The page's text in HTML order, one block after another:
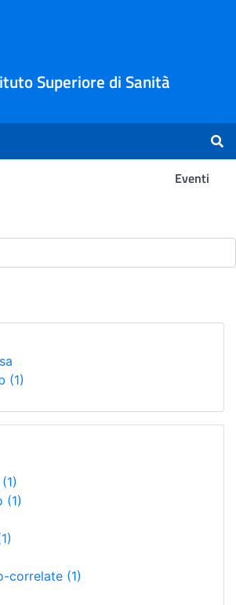
Superiore di Sanità
Eventi
Ricerca -
(1)
(1)
(1)
correlate (1)